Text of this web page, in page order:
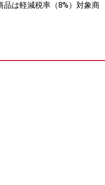
は軽減税率（8%）対象商